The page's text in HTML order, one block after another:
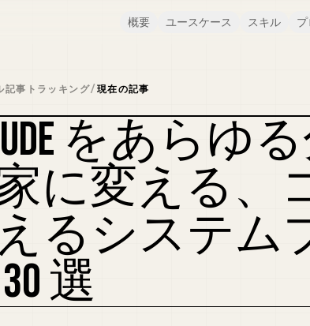
概要 ユースケース スキル
事トラッキング/現在の記事
をあらゆ
に変える、
るシステム
選